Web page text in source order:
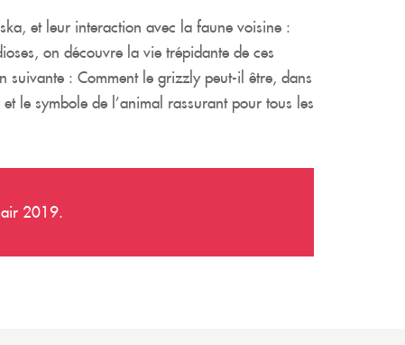
et leur interaction avec la faune voisine :
on découvre la vie trépidante de ces
suivante : Comment le grizzly peut-il être, dans
le symbole de l’animal rassurant pour tous les
air 2019.